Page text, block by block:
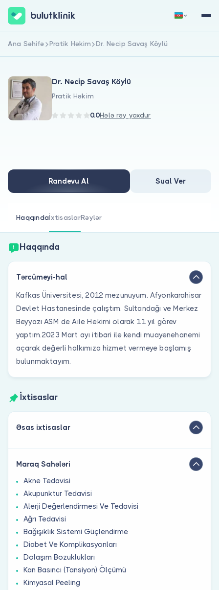
Həkimlər üçün
Həkim siniz?
Qeydiyyat Daxil Ol
Ana Səhifə Pratik Həkim Dr. Necip Savaş Köylü
Dr. Necip Savaş Köylü
Pratik Həkim
0.0Hələ rəy yoxdur
Randevu Al Sual Ver
HaqqındaİxtisaslarRəylər
Haqqında
Tərcümeyi-hal
Kafkas Üniversitesi, 2012 mezunuyum. Afyonkarahisar
Devlet Hastanesinde çalıştım. Sultandağı ve Merkez
Beyyazı ASM de Aile Hekimi olarak 11 yıl görev
yaptım.2023 Mart ayı itibari ile kendi muayenehanemi
açarak değerli halkımıza hizmet vermeye başlamış
bulunmaktayım.
İxtisaslar
Əsas ixtisaslar
Maraq Sahələri
Akne Tedavisi
Akupunktur Tedavisi
Alerji Değerlendirmesi Ve Tedavisi
Ağrı Tedavisi
Bağışıklık Sistemi Güçlendirme
Diabet Ve Komplikasyonları
Dolaşım Bozuklukları
Kan Basıncı (Tansiyon) Ölçümü
Kimyasal Peeling